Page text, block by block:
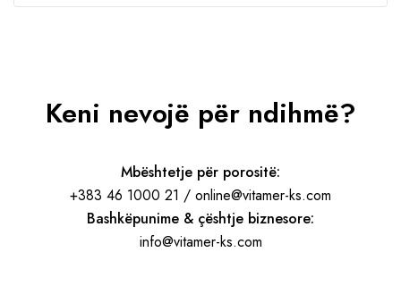
Keni nevojë për ndihmë?
Mbështetje për porositë:
+383 46 1000 21 / online@vitamer-ks.com
Bashkëpunime & çështje biznesore:
info@vitamer-ks.com